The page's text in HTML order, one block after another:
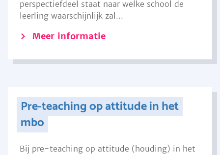
perspectiefdeel staat naar welke school de
leerling waarschijnlijk zal...
Meer informatie
Pre-teaching op attitude in het
mbo
Bij pre-teaching op attitude (houding) in het